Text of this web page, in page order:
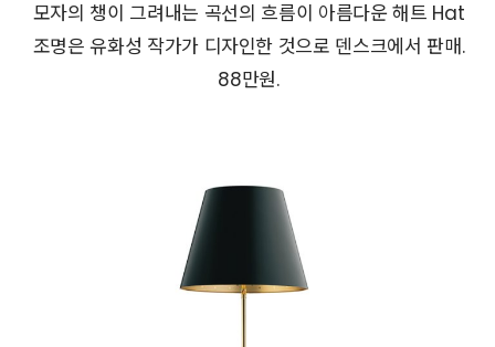
모자의 챙이 그려내는 곡선의 흐름이 아름다운 해트 Hat
조명은 유화성 작가가 디자인한 것으로 덴스크에서 판매.
88만원.